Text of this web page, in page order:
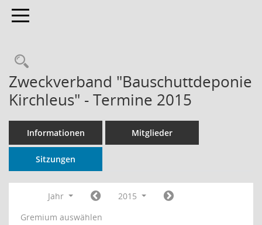
Toggle navigation
Rechercheauswahl
Zweckverband "Bauschuttdeponie
Kirchleus" - Termine 2015
Informationen Mitglieder
Sitzungen
Jahr
2015
Gremium auswählen